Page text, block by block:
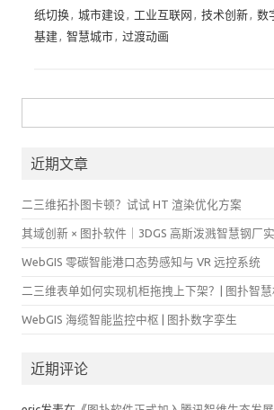
纸切换, 城市建设, 工业互联网 , 技术创新, 数
基建, 智慧城市, 过渡动画
索：
近期文章
二三维拓扑图卡顿？试试 HT 渲染优化方案
其域创新 × 图扑软件｜3DGS 高斯泼溅智慧钢厂
WebGIS 零碳智能港口态势感知与 VR 远控系统
二三维表单如何实现机柜拖拽上下架？| 图扑智慧
WebGIS 海缆智能监控中枢 | 图扑数字孪生
近期评论